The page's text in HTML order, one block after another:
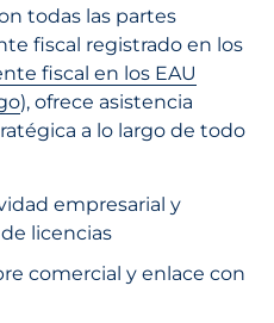
todas las partes
fiscal registrado en los
fiscal en los EAU
), ofrece asistencia
a lo largo de todo
empresarial y
licencias
comercial y enlace con